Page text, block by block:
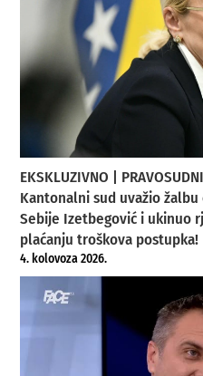
EKSKLUZIVNO |
Kantonalni sud uvažio
Sebije Izetbegović i ukinuo
plaćanju troškova postupka!
4. kolovoza 2026.